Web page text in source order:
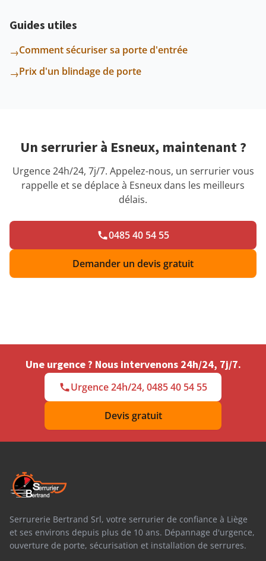
Guides utiles
→Comment sécuriser sa porte d'entrée
→Prix d'un blindage de porte
Un serrurier à Esneux, maintenant ?
Urgence 24h/24, 7j/7. Appelez-nous, un serrurier vous
rappelle et se déplace à Esneux dans les meilleurs
délais.
0485 40 54 55
Demander un devis gratuit
Une urgence ? Nous intervenons 24h/24, 7j/7.
Urgence 24h/24, 0485 40 54 55
Devis gratuit
Serrurerie Bertrand Srl, votre serrurier de confiance à Liège
et ses environs depuis plus de 10 ans. Dépannage d'urgence,
ouverture de porte, sécurisation et installation de serrures.